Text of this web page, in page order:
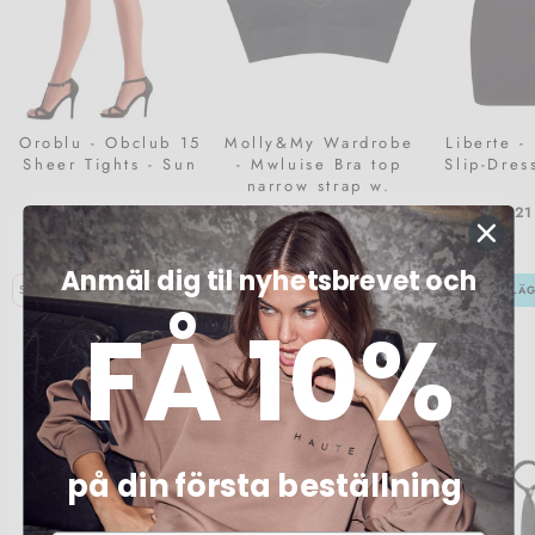
Oroblu - Obclub 15
Sheer Tights - Sun
175 kr
LÄGG I KORGEN
Molly&My Wardrobe
- Mwluise Bra top
narrow strap w.
padding - Black
249 kr
LÄGG I KORGEN
Liberte -
Slip-
FÖRBESTÄLL DIN FAVORIT IDAG
Anmäl dig til nyhetsbrevet och
FÅ 10%
på din första beställning